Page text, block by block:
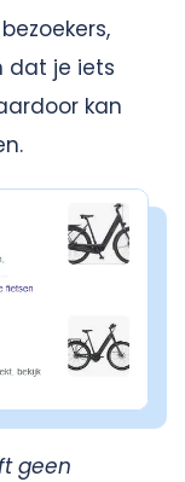
dat je iets
kan
geen